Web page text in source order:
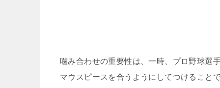
噛み合わせの重要性は、一時、プロ野球選
マウスピースを合うようにしてつけることで